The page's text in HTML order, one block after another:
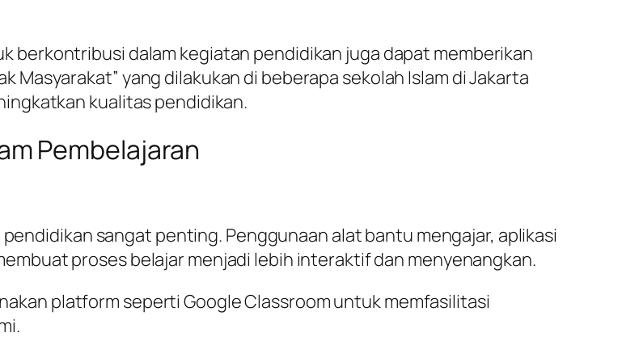
berkontribusi dalam kegiatan pendidikan juga dapat memberikan
Masyarakat” yang dilakukan di beberapa sekolah Islam di Jakarta
kualitas pendidikan.
Pembelajaran
sangat penting. Penggunaan alat bantu mengajar, aplikasi
proses belajar menjadi lebih interaktif dan menyenangkan.
platform seperti Google Classroom untuk memfasilitasi